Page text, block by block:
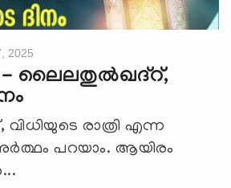
2025
ലൈലതുല്‍ഖദ്റ്,
രാത്രി എന്ന
പറയാം. ആയിരം